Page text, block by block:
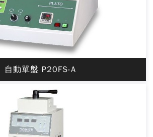
自動單盤 P20FS-A